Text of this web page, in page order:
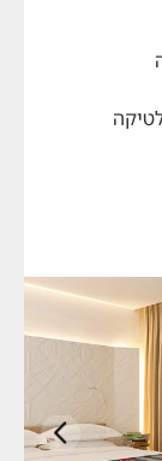
קודם